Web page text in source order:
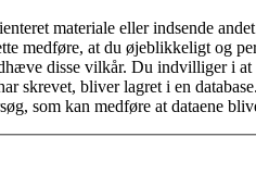
materiale eller indsende
medføre, at du øjeblikkeligt og
disse vilkår. Du indvilliger i
skrevet, bliver lagret i en
som kan medføre at dataene